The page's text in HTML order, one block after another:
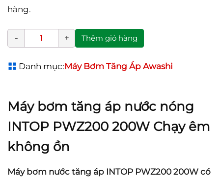
hàng.
Thêm giỏ hàng
Danh mục:Máy Bơm Tăng Áp Awashi
Máy bơm tăng áp nước nóng
INTOP PWZ200 200W Chạy êm
không ồn
Máy bơm nước tăng áp INTOP PWZ200 200W có